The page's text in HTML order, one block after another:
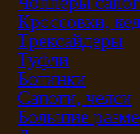
Кроссовки,
Трексайдеры
Туфли
Ботинки
Сапоги, челси
Большие